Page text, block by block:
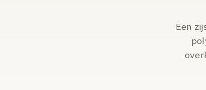
Een